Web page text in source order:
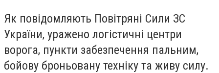
Як повідомляють Повітряні Сили ЗС
України, уражено логістичні центри
ворога, пункти забезпечення пальним,
бойову броньовану техніку та живу силу.